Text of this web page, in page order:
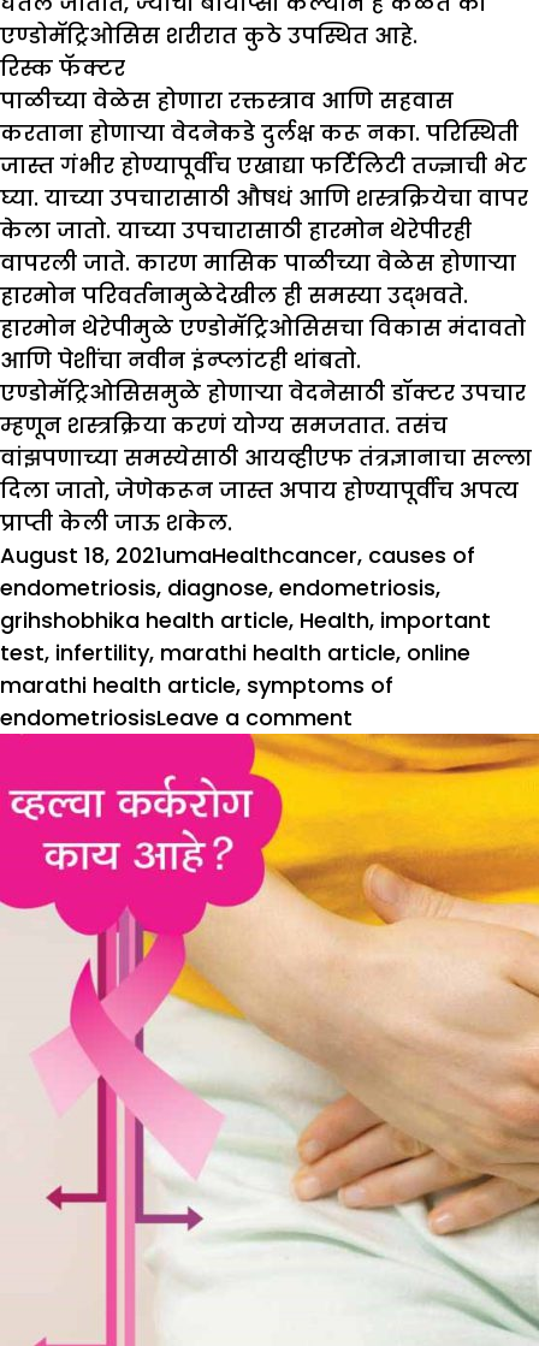
एण्डोमॅट्रिओसिस शरीरात कुठे उपस्थित आहे.
रिस्क फॅक्टर
पाळीच्या वेळेस होणारा रक्तस्त्राव आणि सहवास
करताना होणाऱ्या वेदनेकडे दुर्लक्ष करू नका. परिस्थिती
जास्त गंभीर होण्यापूर्वीच एखाद्या फर्टिलिटी तज्ज्ञाची भेट
घ्या. याच्या उपचारासाठी औषधं आणि शस्त्रक्रियेचा वापर
केला जातो. याच्या उपचारासाठी हारमोन थेरेपीरही
वापरली जाते. कारण मासिक पाळीच्या वेळेस होणाऱ्या
हारमोन परिवर्तनामुळेदेखील ही समस्या उद्भवते.
हारमोन थेरेपीमुळे एण्डोमॅट्रिओसिसचा विकास मंदावतो
आणि पेशींचा नवीन इंन्प्लांटही थांबतो.
एण्डोमॅट्रिओसिसमुळे होणाऱ्या वेदनेसाठी डॉक्टर उपचार
म्हणून शस्त्रक्रिया करणं योग्य समजतात. तसंच
वांझपणाच्या समस्येसाठी आयव्हीएफ तंत्रज्ञानाचा सल्ला
दिला जातो, जेणेकरून जास्त अपाय होण्यापूर्वीच अपत्य
प्राप्ती केली जाऊ शकेल.
Posted
on
August 18, 2021Author
umaCategories
HealthTags
cancer, causes of
endometriosis, diagnose, endometriosis,
grihshobhika health article, Health, important
test, infertility, marathi health article, online
marathi health article, symptoms of
endometriosisLeave a comment
वांझपणाचा
धोका